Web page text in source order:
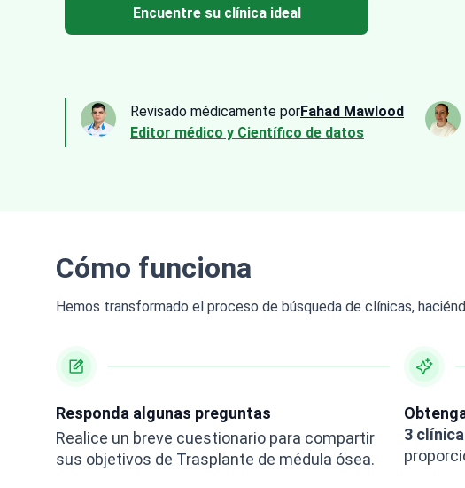
Encuentre su clínica ideal
Revisado médicamente porFahad Mawlood
Editor médico y Científico de datos
Cómo funciona
Hemos transformado el proceso de búsqueda de clínicas,
Responda algunas preguntas
Realice un breve cuestionario para compartir
sus objetivos de Trasplante de médula ósea.
3